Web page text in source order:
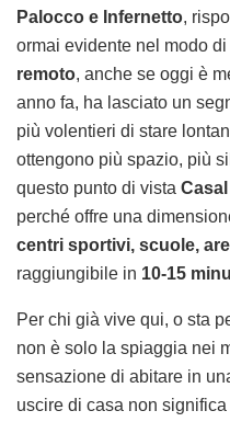
Palocco e Infernetto,
ormai evidente nel modo di
remoto, anche se oggi è
anno fa, ha lasciato un
più volentieri di stare
ottengono più spazio, più
questo punto di vista
perché offre una
centri sportivi, scuole,
raggiungibile in 10-15
Per chi già vive qui, o sta
non è solo la spiaggia nei
sensazione di abitare in
uscire di casa non